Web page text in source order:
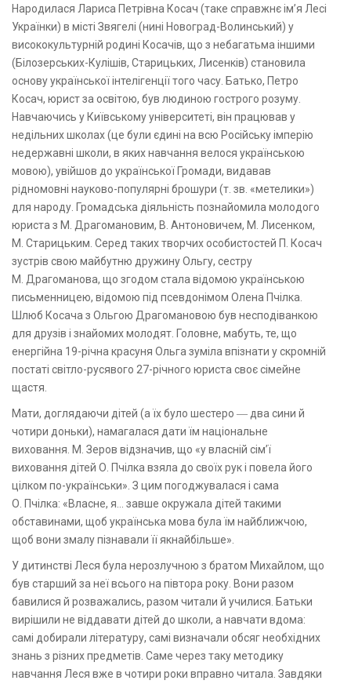
Народилася Лариса Петрівна Косач (таке справжнє ім’я Лесі
Українки) в місті Звягелі (нині Новоград-Волинський) у
висококультурній родині Косачів, що з небагатьма іншими
(Білозерських-Кулішів, Старицьких, Лисенків) становила
основу української інтелігенції того часу. Батько, Петро
Косач, юрист за освітою, був людиною гострого розуму.
Навчаючись у Київському університеті, він працював у
недільних школах (це були єдині на всю Російську імперію
недержавні школи, в яких навчання велося українською
мовою), увійшов до української Громади, видавав
рідномовні науково-популярні брошури (т. зв. «метелики»)
для народу. Громадська діяльність познайомила молодого
юриста з М. Драгомановим, В. Антоновичем, М. Лисенком,
М. Старицьким. Серед таких творчих особистостей П. Косач
зустрів свою майбутню дружину Ольгу, сестру
М. Драгоманова, що згодом стала відомою українською
письменницею, відомою під псевдонімом Олена Пчілка.
Шлюб Косача з Ольгою Драгомановою був несподіванкою
для друзів і знайомих молодят. Головне, мабуть, те, що
енергійна 19-річна красуня Ольга зуміла впізнати у скромній
постаті світло-русявого 27-річного юриста своє сімейне
щастя.
Мати, доглядаючи дітей (а їх було шестеро ― два сини й
чотири доньки), намагалася дати їм національне
виховання. М. Зеров відзначив, що «у власній сім’ї
виховання дітей О. Пчілка взяла до своїх рук і повела його
цілком по-українськи». З цим погоджувалася і сама
О. Пчілка: «Власне, я... завше окружала дітей такими
обставинами, щоб українська мова була їм найближчою,
щоб вони змалу пізнавали її якнайбільше».
У дитинстві Леся була нерозлучною з братом Михайлом, що
був старший за неї всього на півтора року. Вони разом
бавилися й розважались, разом читали й училися. Батьки
вирішили не віддавати дітей до школи, а навчати вдома:
самі добирали літературу, самі визначали обсяг необхідних
знань з різних предметів. Саме через таку методику
навчання Леся вже в чотири роки вправно читала. Завдяки